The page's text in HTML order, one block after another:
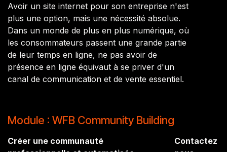
Avoir un site internet pour son entreprise n'est
plus une option, mais une nécessité absolue.
Dans un monde de plus en plus numérique, où
les consommateurs passent une grande partie
de leur temps en ligne, ne pas avoir de
présence en ligne équivaut à se priver d'un
canal de communication et de vente essentiel.
Module : WFB Community Building
Créer une communauté
Contactez